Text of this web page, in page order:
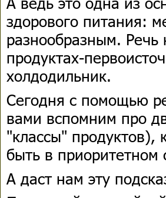
здорового питания:
разнообразным.
продуктах-
холдодильник.
Сегодня с помощью
вами вспомним про
"классы"
быть в приоритетном
А даст нам эту